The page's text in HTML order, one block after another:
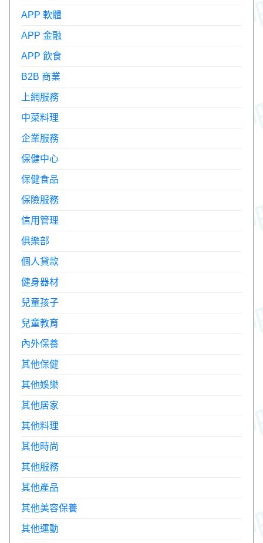
APP 軟體
APP 金融
APP 飲食
B2B 商業
上網服務
中菜料理
企業服務
保健中心
保健食品
保險服務
信用管理
俱樂部
個人貸款
健身器材
兒童孩子
兒童教育
內外保養
其他保健
其他娛樂
其他居家
其他料理
其他時尚
其他服務
其他產品
其他美容保養
其他運動